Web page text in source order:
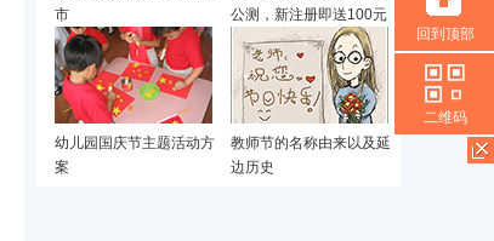
市
公测，新注册即送100元
幼儿园国庆节主题活动方
案
教师节的名称由来以及延
边历史
回到顶部
二维码